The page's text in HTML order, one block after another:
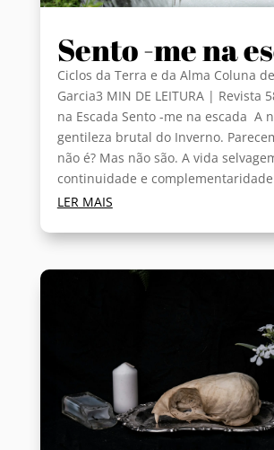
Sento -me na
Ciclos da Terra e da Alma Coluna
Garcia3 MIN DE LEITURA | Revista
na Escada Sento -me na escada A
gentileza brutal do Inverno.
não é? Mas não são. A vida
continuidade e
LER MAIS